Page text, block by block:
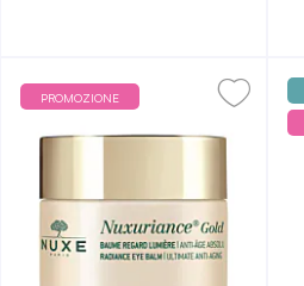
PROMOZIONE